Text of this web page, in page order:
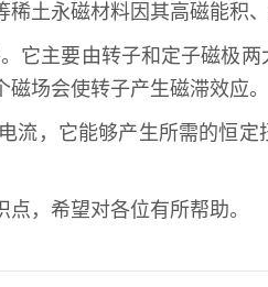
土永磁材料因其高磁能积
它主要由转子和定子磁极
场会使转子产生磁滞效应。
，它能够产生所需的恒
，希望对各位有所帮助。